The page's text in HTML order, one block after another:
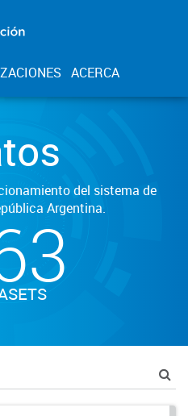
ACERCA
del sistema de
Argentina.